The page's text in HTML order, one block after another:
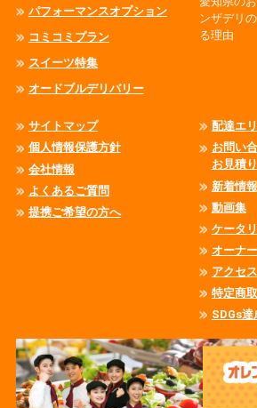
パフォーマンスオプション
コミコミプラン
スイーツ特集
オードブルデリバリー
ンザデリ
る理由
サイトマップ
個人情報保護方針
会社情報
よくあるご質問
提携ご希望の方へ
配達エ
お問い
お見積り
新着情報
動画集
ケータ
オーナ
アクセス
特定商取
SDGs